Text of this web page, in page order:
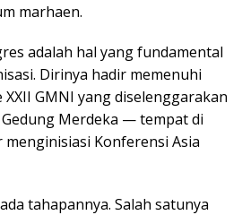
marhaen.
adalah hal yang fundamental
Dirinya hadir memenuhi
GMNI yang diselenggarakan
Merdeka — tempat di
Konferensi Asia
tahapannya. Salah satunya